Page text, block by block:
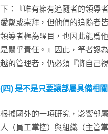
下：『唯有擁有追隨者的領導
愛戴或崇拜，但他們的追隨者
領導者極為醒目，也因此能爲
是關乎責任。』因此，筆者認
越的管理者，仍必須『將自己
(四) 是不是只要讓部屬具備相
根據國外的一項研究，影響部
人（員工掌控）與組織（主管